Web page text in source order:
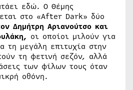
εδώ. Ο Θέμης
στο «After Dark» δύο
Δημήτρη Αριανούτσο και
οι οποίοι μιλούν για
τη μεγάλη επιτυχία στην
τη φετινή σεζόν, αλλά
των φίλων τους όταν
οθόνη.